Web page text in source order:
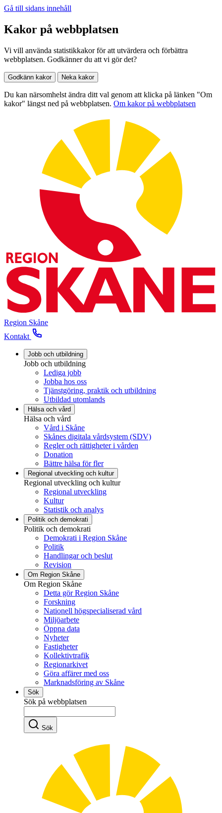
Gå till sidans innehåll
Kakor på webbplatsen
Vi vill använda statistikkakor för att utvärdera och förbättra
webbplatsen. Godkänner du att vi gör det?
Godkänn kakor Neka kakor
Du kan närsomhelst ändra ditt val genom att klicka på länken "Om
kakor" längst ned på webbplatsen. Om kakor på webbplatsen
Region Skåne
Kontakt
Jobb och utbildning
Jobb och utbildning
Lediga jobb
Jobba hos oss
Tjänstgöring, praktik och utbildning
Utbildad utomlands
Hälsa och vård
Hälsa och vård
Vård i Skåne
Skånes digitala vårdsystem (SDV)
Regler och rättigheter i vården
Donation
Bättre hälsa för fler
Regional utveckling och kultur
Regional utveckling och kultur
Regional utveckling
Kultur
Statistik och analys
Politik och demokrati
Politik och demokrati
Demokrati i Region Skåne
Politik
Handlingar och beslut
Revision
Om Region Skåne
Om Region Skåne
Detta gör Region Skåne
Forskning
Nationell högspecialiserad vård
Miljöarbete
Öppna data
Nyheter
Fastigheter
Kollektivtrafik
Regionarkivet
Göra affärer med oss
Marknadsföring av Skåne
Sök
Sök på webbplatsen
Sök